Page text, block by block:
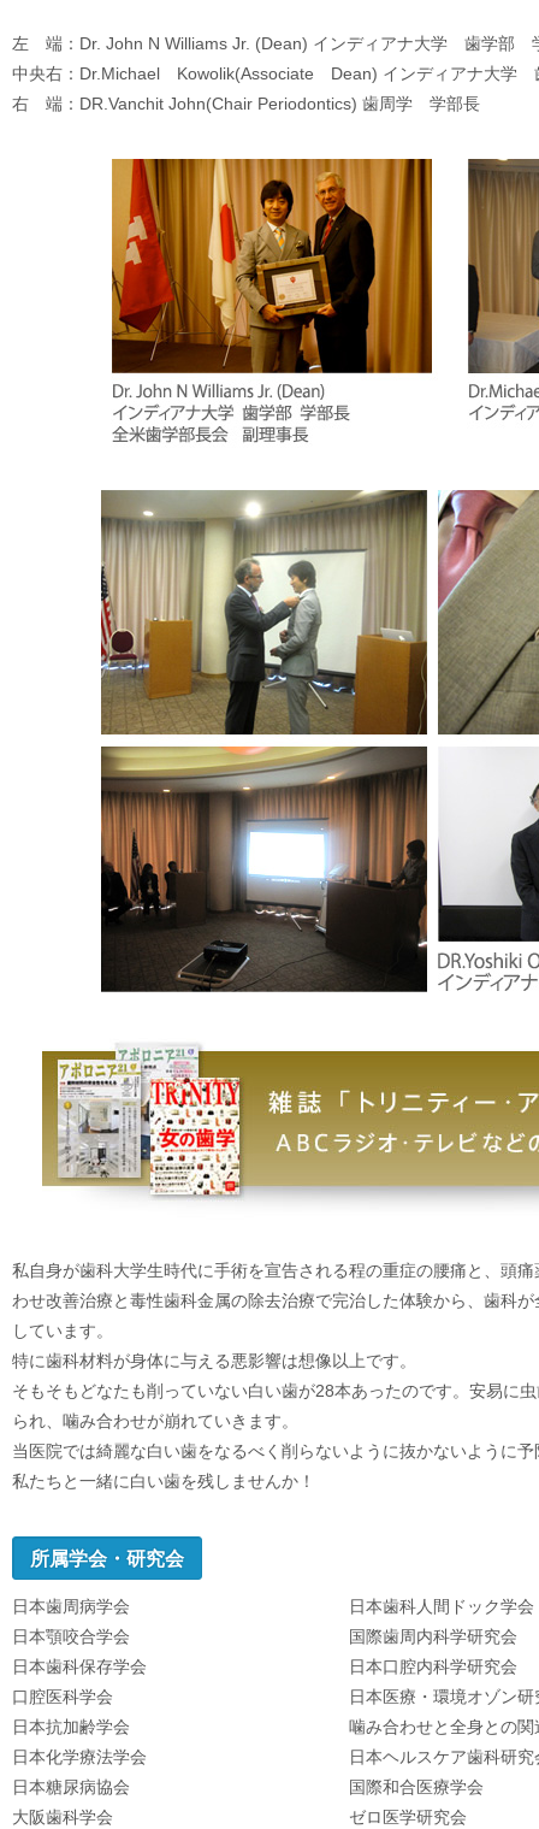
左 端：Dr. John N Williams Jr. (Dean) インディアナ大学 歯学部
中央右：Dr.Michael Kowolik(Associate Dean) インディアナ大学
右 端：DR.Vanchit John(Chair Periodontics) 歯周学 学部長
私自身が歯科大学生時代に手術を宣告される程の重症の腰痛と、頭
わせ改善治療と毒性歯科金属の除去治療で完治した体験から、歯科
しています。
特に歯科材料が身体に与える悪影響は想像以上です。
そもそもどなたも削っていない白い歯が28本あったのです。安易に
られ、噛み合わせが崩れていきます。
当医院では綺麗な白い歯をなるべく削らないように抜かないように
私たちと一緒に白い歯を残しませんか！
所属学会・研究会
日本歯周病学会
日本顎咬合学会
日本歯科保存学会
口腔医科学会
日本抗加齢学会
日本化学療法学会
日本糖尿病協会
大阪歯科学会
日本歯科人間ドック学会
国際歯周内科学研究会
日本口腔内科学研究会
日本医療・環境オゾン研
噛み合わせと全身との
日本ヘルスケア歯科研究
国際和合医療学会
ゼロ医学研究会